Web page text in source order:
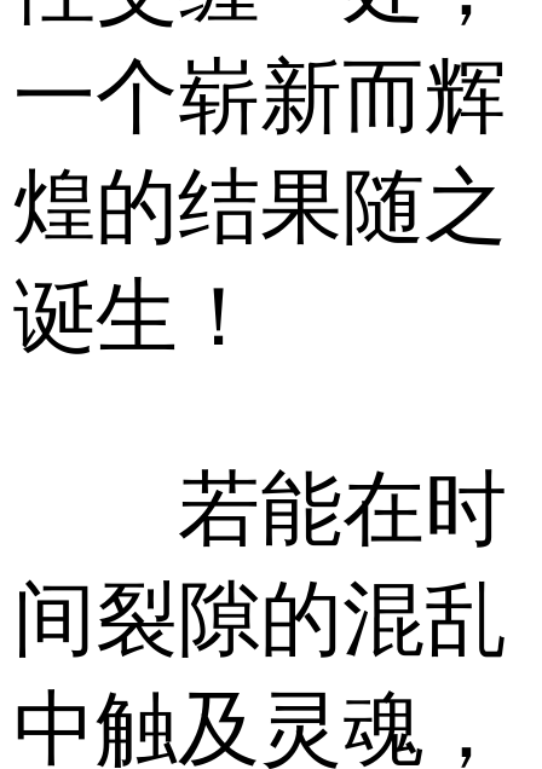
一个崭新而辉
煌的结果随之
诞生！
若能在时
间裂隙的混乱
中触及灵魂，